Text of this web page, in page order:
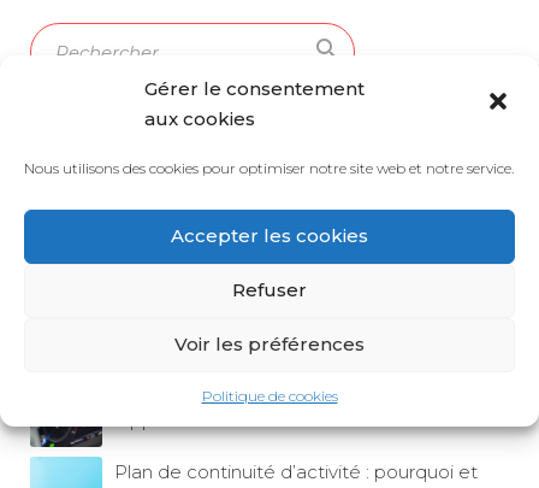
Gérer le consentement
aux cookies
Nous utilisons des cookies pour optimiser notre site web et notre service.
Accepter les cookies
Refuser
Voir les préférences
Politique de cookies
search
Ok
Récupérer ses points de permis : le guide
complet
Comment trouver une assurance
compromettre la couverture ?
Voyant orange voiture : alerte ou simple
Plan de continuité d’activité : pourquoi et